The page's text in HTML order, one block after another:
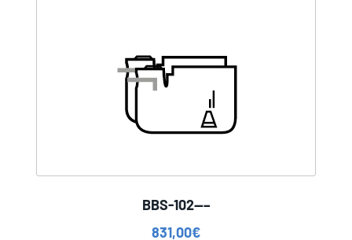
BBS-102—–
831,00€